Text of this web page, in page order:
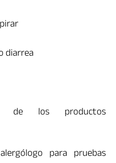
diarrea
de los productos
para pruebas